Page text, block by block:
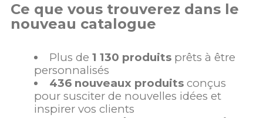
Ce que vous trouverez dans le
nouveau catalogue
Plus de 1 130 produitsprêts à être
personnalisés
436 nouveaux produitsconçus
pour susciter de nouvelles idées et
inspirer vos clients